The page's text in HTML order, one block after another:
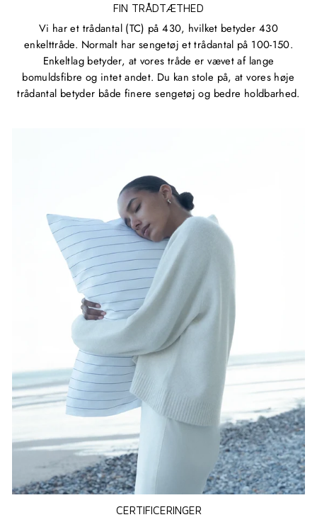
FIN TRÅDTÆTHED
Vi har et trådantal (TC) på 430, hvilket betyder 430
enkelttråde. Normalt har sengetøj et trådantal på 100-150.
Enkeltlag betyder, at vores tråde er vævet af lange
bomuldsfibre og intet andet. Du kan stole på, at vores høje
trådantal betyder både finere sengetøj og bedre holdbarhed.
CERTIFICERINGER